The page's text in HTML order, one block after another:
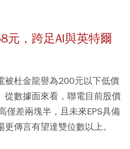
元，跨足AI與英特爾
被杜金龍譽為200元以下低價
從數據面來看，聯電目前股價
僅差兩塊半，且未來EPS具備
傳言有望達雙位數以上。